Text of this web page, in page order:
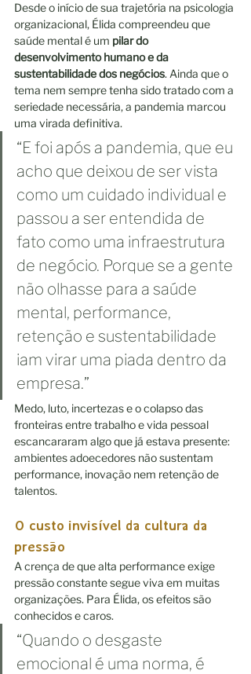
Desde o início de sua trajetória na psicologia
organizacional, Élida compreendeu que
saúde mental é um pilar do
desenvolvimento humano e da
sustentabilidade dos negócios. Ainda que o
tema nem sempre tenha sido tratado com a
seriedade necessária, a pandemia marcou
uma virada definitiva.
“E foi após a pandemia, que eu
acho que deixou de ser vista
como um cuidado individual e
passou a ser entendida de
fato como uma infraestrutura
de negócio. Porque se a gente
não olhasse para a saúde
mental, performance,
retenção e sustentabilidade
iam virar uma piada dentro da
empresa.”
Medo, luto, incertezas e o colapso das
fronteiras entre trabalho e vida pessoal
escancararam algo que já estava presente:
ambientes adoecedores não sustentam
performance, inovação nem retenção de
talentos.
O custo invisível da cultura da
pressão
A crença de que alta performance exige
pressão constante segue viva em muitas
organizações. Para Élida, os efeitos são
conhecidos e caros.
“Quando o desgaste
emocional é uma norma, é